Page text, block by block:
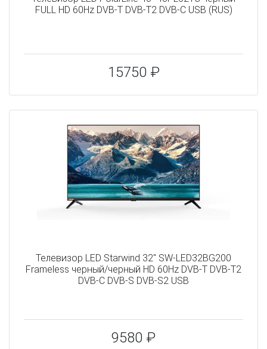
FULL HD 60Hz DVB-T DVB-T2 DVB-C USB (RUS)
15750 ₽
Телевизор LED Starwind 32" SW-LED32BG200
Frameless черный/черный HD 60Hz DVB-T DVB-T2
DVB-C DVB-S DVB-S2 USB
9580 ₽